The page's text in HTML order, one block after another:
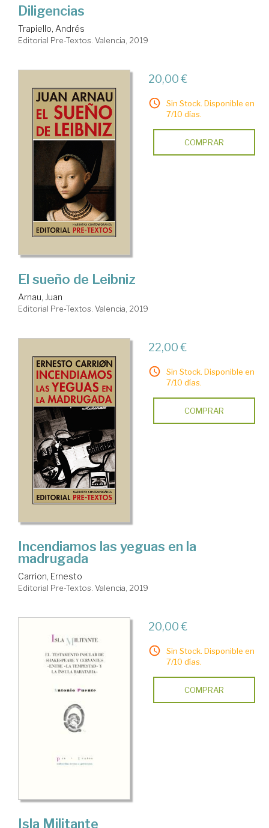
Diligencias
Trapiello, Andrés
Editorial Pre-Textos. Valencia, 2019
20,00 €
Sin Stock. Disponible en
7/10 días.
COMPRAR
El sueño de Leibniz
Arnau, Juan
Editorial Pre-Textos. Valencia, 2019
22,00 €
Sin Stock. Disponible en
7/10 días.
COMPRAR
Incendiamos las yeguas en la
madrugada
Carrion, Ernesto
Editorial Pre-Textos. Valencia, 2019
20,00 €
Sin Stock. Disponible en
7/10 días.
COMPRAR
Isla Militante